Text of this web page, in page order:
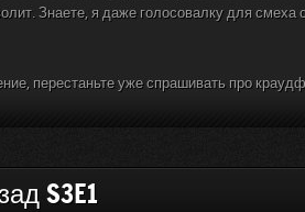
Знаете, я даже голосовалку для смеха
перестаньте уже спрашивать про
S3E1